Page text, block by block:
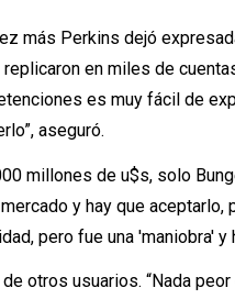
más Perkins dejó
en miles de
es muy fácil de
aseguró.
millones de u$s, solo
y hay que aceptarlo,
pero fue una 'maniobra' y
otros usuarios. “Nada